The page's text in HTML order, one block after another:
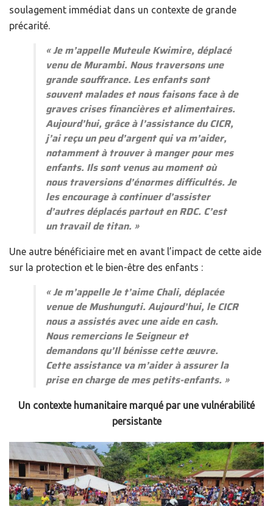
soulagement immédiat dans un contexte de grande
précarité.
«Je m’appelle Muteule Kwimire, déplacé
venu de Murambi. Nous traversons une
grande souffrance. Les enfants sont
souvent malades et nous faisons face à de
graves crises financières et alimentaires.
Aujourd’hui, grâce à l’assistance du CICR,
j’ai reçu un peu d’argent qui va m’aider,
notamment à trouver à manger pour mes
enfants. Ils sont venus au moment où
nous traversions d’énormes difficultés. Je
les encourage à continuer d’assister
d’autres déplacés partout en RDC. C’est
un travail de titan. »
Une autre bénéficiaire met en avant l’impact de cette aide
sur la protection et le bien-être des enfants :
«Je m’appelle Je t’aime Chali, déplacée
venue de Mushunguti. Aujourd’hui, le CICR
nous a assistés avec une aide en cash.
Nous remercions le Seigneur et
demandons qu’Il bénisse cette œuvre.
Cette assistance va m’aider à assurer la
prise en charge de mes petits-enfants. »
Un contexte humanitaire marqué par une vulnérabilité
persistante